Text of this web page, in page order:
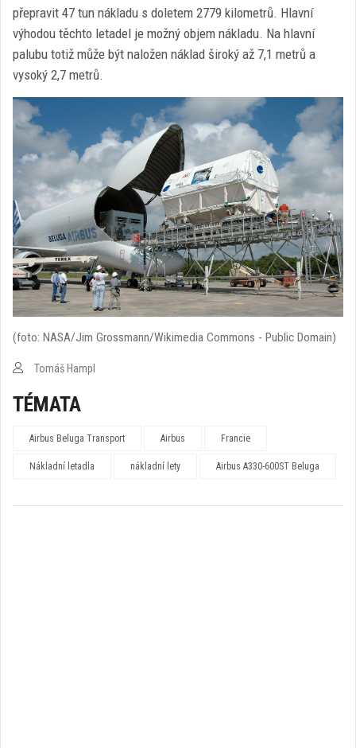
přepravit 47 tun nákladu s doletem 2779 kilometrů. Hlavní
výhodou těchto letadel je možný objem nákladu. Na hlavní
palubu totiž může být naložen náklad široký až 7,1 metrů a
vysoký 2,7 metrů.
(foto: NASA/Jim Grossmann/Wikimedia Commons - Public Domain)
Tomáš Hampl
TÉMATA
Airbus Beluga Transport Airbus Francie
Nákladní letadla nákladní lety Airbus A330-600ST Beluga